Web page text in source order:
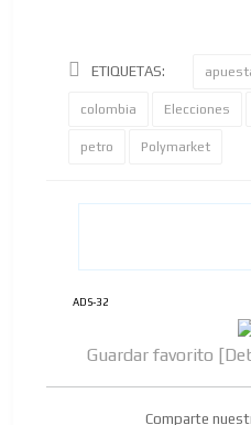
ETIQUETAS:
colombia Elecciones
petro Polymarket
ADS-32
Guardar favorito
Comparte